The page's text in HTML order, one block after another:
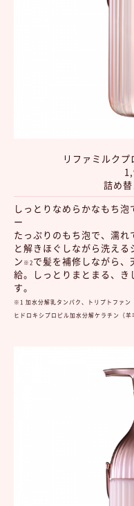
リファミルク
詰め
しっとりなめらかなもち泡
ー
たっぷりのもち泡で、濡
と解きほぐしながら洗え
ン ※2で髪を補修しながら、
給。しっとりまとまる、き
す。
※1 加水分解乳タンパク、トリプトファ
ヒドロキシプロピル加水分解ケラチン（